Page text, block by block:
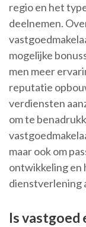
regio en het
deelnemen.
mogelijke
men meer
reputatie
verdiensten
om te
maar ook om
ontwikkeling en
dienstverlening
Is vastgoed